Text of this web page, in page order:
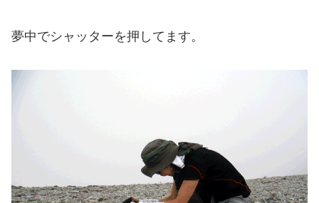
夢中でシャッターを押してます。